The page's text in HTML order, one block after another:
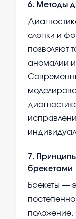
6. Методы
слепки и
позволяют
аномалии и
7.
брекетами
Брекеты —
положение.